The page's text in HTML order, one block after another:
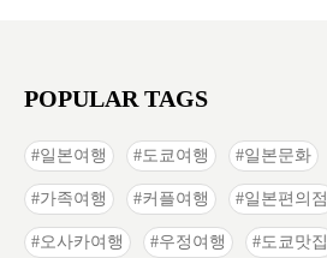
POPULAR TAGS
일본여행 도쿄여행 일본문화
가족여행 커플여행 일본편의점
오사카여행 우정여행 도쿄맛집